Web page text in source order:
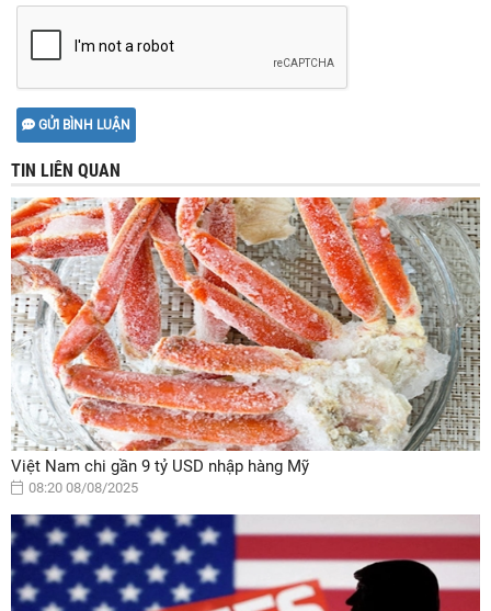
GỬI BÌNH LUẬN
TIN LIÊN QUAN
Việt Nam chi gần 9 tỷ USD nhập hàng Mỹ
08:20 08/08/2025